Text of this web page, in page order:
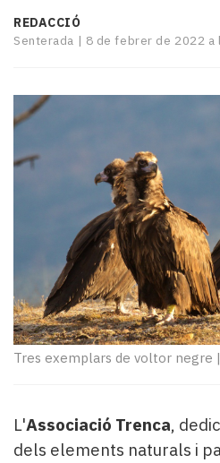
TV
i
El
temps
Entrevistes
Enquestes
teva!
Subscriptors
La
newsletter
del
patrocinat
Lo
REDACCIÓ
Senterada | 8 de febrer de 2022 a
Tres exemplars de voltor negre |
L'Associació Trenca,
dels elements naturals i